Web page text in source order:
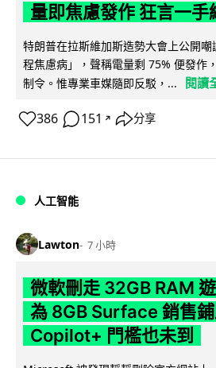
量即焦慮發作 狂言一手
特朗普在拉斯維加斯造勢大會上公開
程焦慮病」，聲稱電量剩 75% 便發作
制令。惟專業車媒隨即反駁，...
閱讀
386 151 ↗ 分享
人工智能
Lawton 7 小時
微軟刪走 32GB RAM
為 8GB Surface 銷售
Copilot+ 門檻也未到